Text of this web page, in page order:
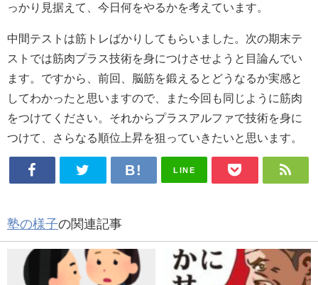
っかり見据えて、今日何をやるかを考えています。
中間テストは筋トレばかりしてもらいました。次の期末テ
ストでは筋肉プラス技術を身につけさせようと目論んでい
ます。ですから、前回、脳筋を鍛えるとどうなるか実感と
してわかったと思いますので、また今回も同じように筋肉
をつけてください。それからプラスアルファで技術を身に
つけて、さらなる順位上昇を狙っていきたいと思います。
LINE
塾の様子の関連記事